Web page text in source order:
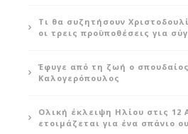
Τι θα συζητήσουν
οι τρεις προϋποθέσεις για
Έφυγε από τη ζωή ο
Καλογερόπουλος
Ολική έκλειψη Ηλίου στις 12
ετοιμάζεται για ένα σπάνιο